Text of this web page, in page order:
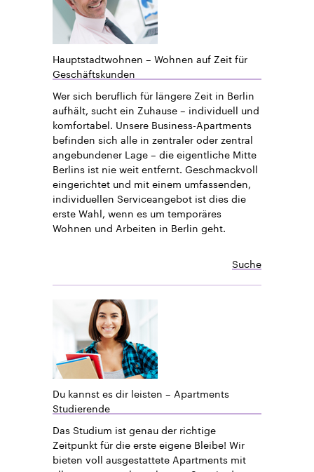
Hauptstadtwohnen – Wohnen auf Zeit für
Geschäftskunden
Wer sich beruflich für längere Zeit in Berlin
aufhält, sucht ein Zuhause – individuell und
komfortabel. Unsere Business-Apartments
befinden sich alle in zentraler oder zentral
angebundener Lage – die eigentliche Mitte
Berlins ist nie weit entfernt. Geschmackvoll
eingerichtet und mit einem umfassenden,
individuellen Serviceangebot ist dies die
erste Wahl, wenn es um temporäres
Wohnen und Arbeiten in Berlin geht.
Suche
Du kannst es dir leisten – Apartments
Studierende
Das Studium ist genau der richtige
Zeitpunkt für die erste eigene Bleibe! Wir
bieten voll ausgestattete Apartments mit